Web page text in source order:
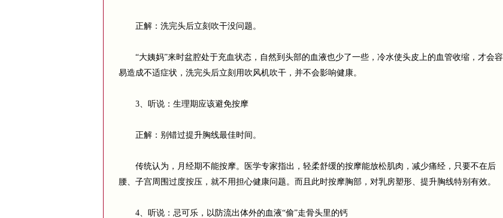
正解：洗完头后立刻吹干没问题。
“大姨妈”来时盆腔处于充血状态，自然到头部的血液也少了一些，冷水使头皮上的血管收缩，才会容
易造成不适症状，洗完头后立刻用吹风机吹干，并不会影响健康。
3、听说：生理期应该避免按摩
正解：别错过提升胸线最佳时间。
传统认为，月经期不能按摩。医学专家指出，轻柔舒缓的按摩能放松肌肉，减少痛经，只要不在后
腰、子宫周围过度按压，就不用担心健康问题。而且此时按摩胸部，对乳房塑形、提升胸线特别有效。
4、听说：忌可乐，以防流出体外的血液“偷”走骨头里的钙